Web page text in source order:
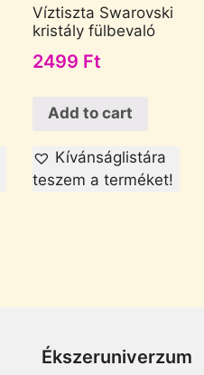
Víztiszta Swarovski
kristály fülbevaló
2499 Ft
Add to cart
Kívánságlistára
teszem a terméket!
Ékszeruniverzum